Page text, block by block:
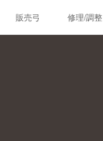
販売弓 修理/調整